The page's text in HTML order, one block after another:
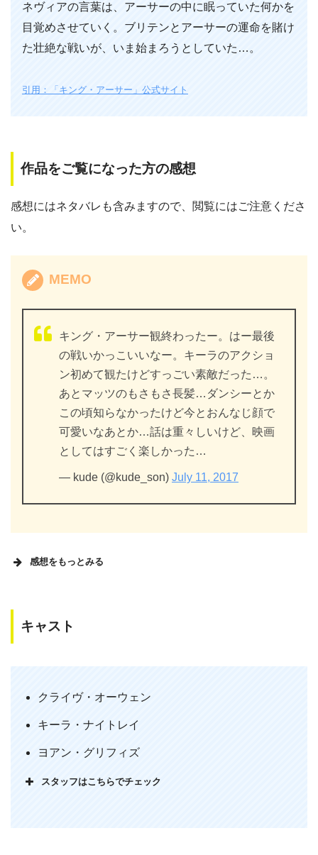
ネヴィアの言葉は、アーサーの中に眠っていた何かを
目覚めさせていく。ブリテンとアーサーの運命を賭け
た壮絶な戦いが、いま始まろうとしていた…。
引用：「キング・アーサー」公式サイト
作品をご覧になった方の感想
感想にはネタバレも含みますので、閲覧にはご注意くださ
い。
MEMO
キング・アーサー観終わったー。はー最後
の戦いかっこいいなー。キーラのアクショ
ン初めて観たけどすっごい素敵だった…。
あとマッツのもさもさ長髪…ダンシーとか
この頃知らなかったけど今とおんなじ顔で
可愛いなあとか…話は重々しいけど、映画
としてはすごく楽しかった…
— kude (@kude_son) July 11, 2017
感想をもっとみる
観了。非常に良く纏まった、アーサー王
での不可思議な神聖さ以外は、全て実に
リアルに丁寧に描いている。クライヴも
と思う。
キャスト
クライヴ・オーウェン
キーラ・ナイトレイ
ヨアン・グリフィズ
スタッフはこちらでチェック